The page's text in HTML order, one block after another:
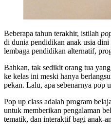
Beberapa tahun terakhir, istilah
di dunia pendidikan anak usia
lembaga pendidikan alternatif,
Bahkan, tak sedikit orang tua
ke kelas ini meski hanya
pekan. Lalu, apa sebenarnya pop
Pop up class adalah program
untuk memberikan pengalaman
tematik, dan interaktif bagi anak-